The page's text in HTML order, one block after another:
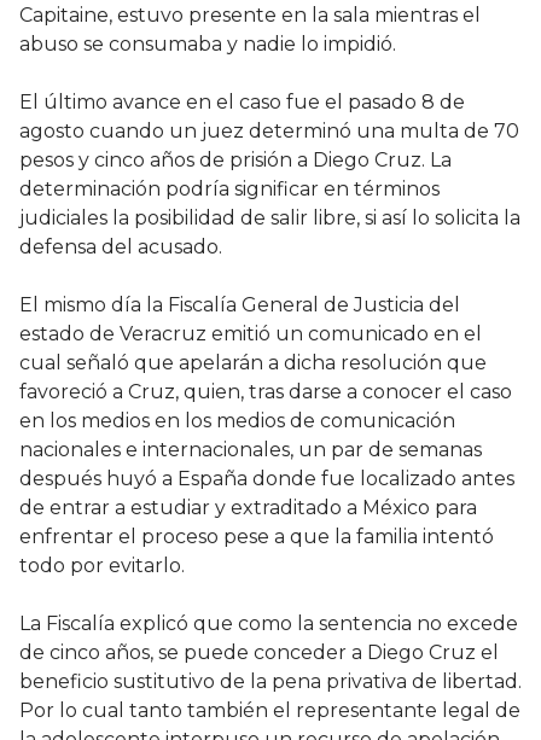
Capitaine, estuvo presente en la sala mientras el
abuso se consumaba y nadie lo impidió.
El último avance en el caso fue el pasado 8 de
agosto cuando un juez determinó una multa de 70
pesos y cinco años de prisión a Diego Cruz. La
determinación podría significar en términos
judiciales la posibilidad de salir libre, si así lo solicita la
defensa del acusado.
El mismo día la Fiscalía General de Justicia del
estado de Veracruz emitió un comunicado en el
cual señaló que apelarán a dicha resolución que
favoreció a Cruz, quien, tras darse a conocer el caso
en los medios en los medios de comunicación
nacionales e internacionales, un par de semanas
después huyó a España donde fue localizado antes
de entrar a estudiar y extraditado a México para
enfrentar el proceso pese a que la familia intentó
todo por evitarlo.
La Fiscalía explicó que como la sentencia no excede
de cinco años, se puede conceder a Diego Cruz el
beneficio sustitutivo de la pena privativa de libertad.
Por lo cual tanto también el representante legal de